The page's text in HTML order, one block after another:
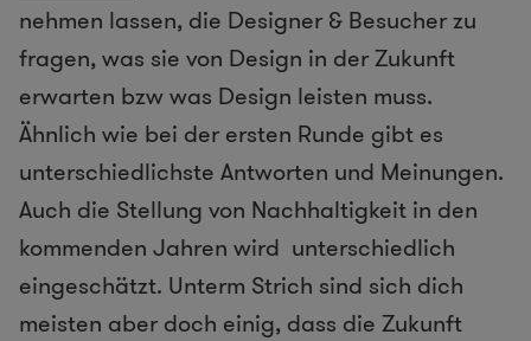
nehmen lassen, die Designer & Besucher zu
fragen, was sie von Design in der Zukunft
erwarten bzw was Design leisten muss.
Ähnlich wie bei der ersten Runde gibt es
unterschiedlichste Antworten und Meinungen.
Auch die Stellung von Nachhaltigkeit in den
kommenden Jahren wird unterschiedlich
eingeschätzt. Unterm Strich sind sich dich
meisten aber doch einig, dass die Zukunft